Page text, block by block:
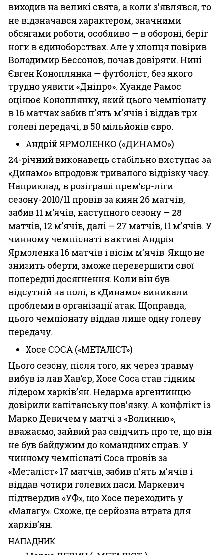
виходив на великі свята, а коли з’являвся, то
не відзначався характером, значними
обсягами роботи, особ­ливо — в обороні, беріг
ноги в єдиноборствах. Але у хлопця повірив
Володимир Бессонов, почав довіряти. Нині
Євген Коноплянка — футболіст, без якого
трудно уявити «Дніпро». Хуанде Рамос
оцінює Коноплянку, який цього чемпіонату
в 16 матчах забив п’ять м’ячів і віддав три
голеві передачі, в 50 мільйонів євро.
Андрій ЯРМОЛЕНКО («ДИНАМО»)
24-річний виконавець стабільно виступає за
«Динамо» впродовж тривалого відрізку часу.
Наприк­лад, в розіграші прем’єр-ліги
сезону-2010/11 провів за киян 26 матчів,
забив 11 м’ячів, наступного сезону — 28
матчів, 12 м’ячів, далі — 27 матчів, 11 м’ячів. У
чинному чемпіонаті в активі Андрія
Ярмоленка 16 матчів і вісім м’ячів. Якщо не
знизить оберти, зможе перевершити свої
попередні досягнення. Коли він був
відсутній на полі, в «Динамо» виникали
проблеми в організації атак. Щоправда,
цього чемпіонату віддав лише одну голеву
передачу.
Хосе СОСА («МЕТАЛІСТ»)
Цього сезону, після того, як через травму
вибув із лав Хав’єр, Хосе Соса став гідним
лідером харків’ян. Недарма аргентинцю
довірили капітанську пов’язку. А конфлікт із
Марко Девичем у матчі з «Волинню»,
вважаємо, зайвий раз свідчить про те, що він
не був байдужим до командних справ. У
чинному чемпіонаті Соса провів за
«Металіст» 17 матчів, забив п’ять м’ячів і
віддав чотири голевих паси. Маркевич
підтвердив «УФ», що Хосе переходить у
«Малагу». Схоже, це серйозна втрата для
харків’ян.
НАПАДНИК